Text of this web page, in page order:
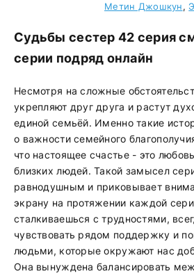
Метин Джошкун,
Судьбы сестер 42 серия
серии подряд онлайн
Несмотря на сложные
укрепляют друг друга и растут
единой семьёй. Именно такие
о важности семейного
что настоящее счастье - это
близких людей. Такой замысел
равнодушным и приковывает
экрану на протяжении каждой
сталкиваешься с трудностями,
чувствовать рядом поддержку и
людьми, которые окружают нас
Она вынуждена балансировать